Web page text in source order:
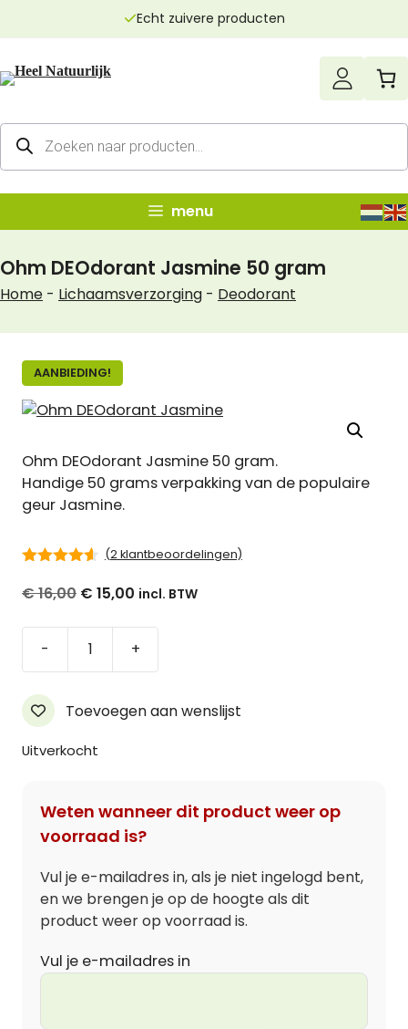
inhoud
Echt zuivere producten
Producten
zoeken
menu
Ohm DEOdorant Jasmine 50 gram
Home - Lichaamsverzorging - Deodorant
AANBIEDING!
Ohm DEOdorant Jasmine 50 gram.
Handige 50 grams verpakking van de populaire
geur Jasmine.
(2klantbeoordelingen)
€16,00 Oorspronkelijke
€ 16,00.
€ 15,00
Huidige
-
DEOdorant
50
gram
aantal
+
Toevoegen aan wenslijst
Uitverkocht
Weten wanneer dit product weer op
voorraad is?
Vul je e-mailadres in, als je niet ingelogd bent,
en we brengen je op de hoogte als dit
product weer op voorraad is.
Vul je e-mailadres in